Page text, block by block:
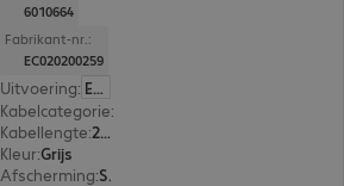
6010664
Fabrikant-nr.:
EC020200259
Uitvoering: Europa
Kabelcategorie:
Kabellengte: 2 m
Kleur:Grijs
Afscherming: S/FTP (PIMF)